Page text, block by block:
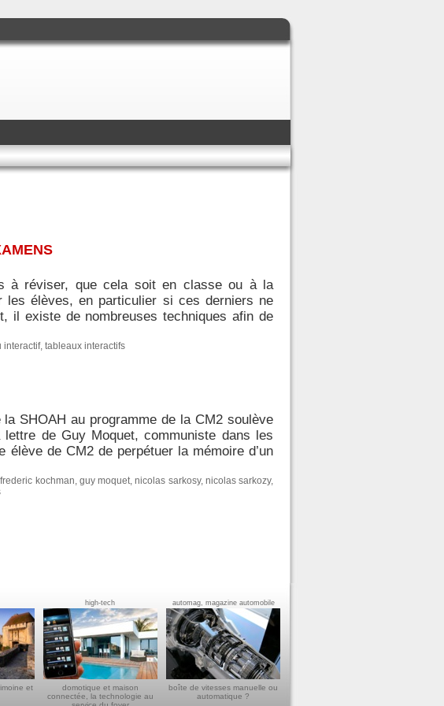
à réviser, que cela soit en classe ou à la
les élèves, en particulier si ces derniers ne
il existe de nombreuses techniques afin de
interactif, tableaux interactifs
SHOAH au programme de la CM2 soulève
de Guy Moquet, communiste dans les
de CM2 de perpétuer la mémoire d’un
frederic kochman, guy moquet,nicolas sarkosy, nicolas sarkozy,
et
high-tech
domotique et maison
connectée, la technologie au
automag, magazine automobile
boîte de vitesses manuelle ou
automatique ?